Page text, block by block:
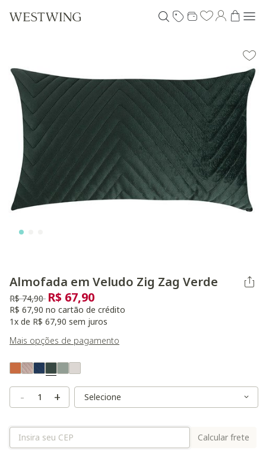
Almofada em Veludo Zig Zag Verde
Preço reduzido de
R$ 74,90 para
R$ 67,90
R$ 67,90 no cartão de crédito
1x de R$ 67,90 sem juros
Mais opções de pagamento
Variant Real Color
Selected
- + Variant Size
Variant Size
Calcular frete